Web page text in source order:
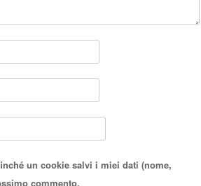
un cookie salvi i miei dati (nome,
commento.